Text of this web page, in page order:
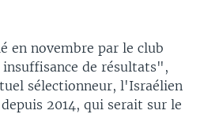
en novembre par le club
de résultats",
sélectionneur, l'Israélien
2014, qui serait sur le